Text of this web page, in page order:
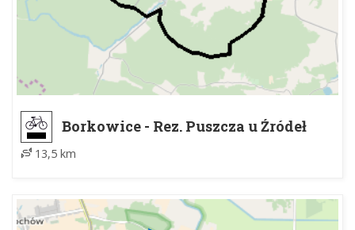
Borkowice - Rez. Puszcza u Źródeł
13,5 km